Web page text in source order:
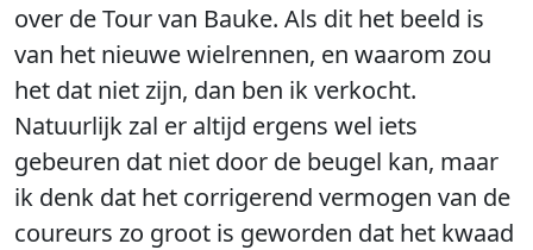
over de Tour van Bauke. Als dit het beeld is
van het nieuwe wielrennen, en waarom zou
het dat niet zijn, dan ben ik verkocht.
Natuurlijk zal er altijd ergens wel iets
gebeuren dat niet door de beugel kan, maar
ik denk dat het corrigerend vermogen van de
coureurs zo groot is geworden dat het kwaad